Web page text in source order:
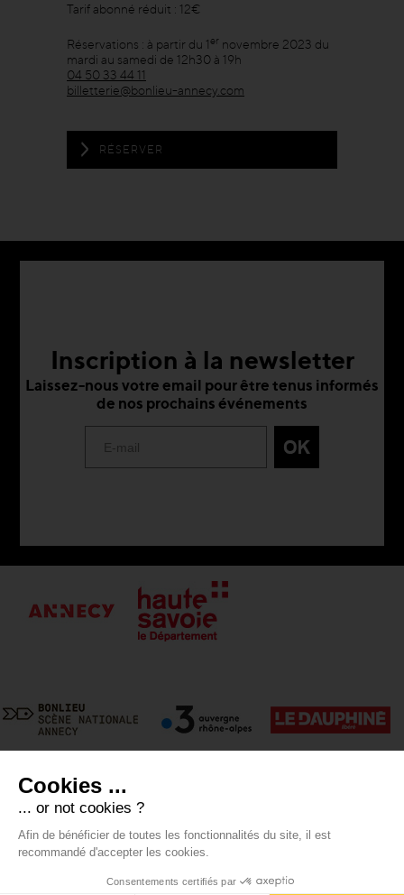
Tarif abonné réduit : 12€
Réservations : à partir du 1er novembre 2023 du
mardi au samedi de 12h30 à 19h
04 50 33 44 11
billetterie@bonlieu-annecy.com
RÉSERVER
Inscription à la newsletter
Laissez-nous votre email pour être tenus informés
de nos prochains événements
Contact- Mentions légales - Crédits-
Cookies ...
... or not cookies ?
Afin de bénéficier de toutes les fonctionnalités du site, il est
recommandé d'accepter les cookies.
Consentements certifiés par